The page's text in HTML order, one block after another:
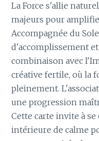
La Force s'allie
majeurs pour
Accompagnée du
d'accomplissement
combinaison avec
créative fertile, où la
pleinement.
une progression
Cette carte invite à se
intérieure de calme